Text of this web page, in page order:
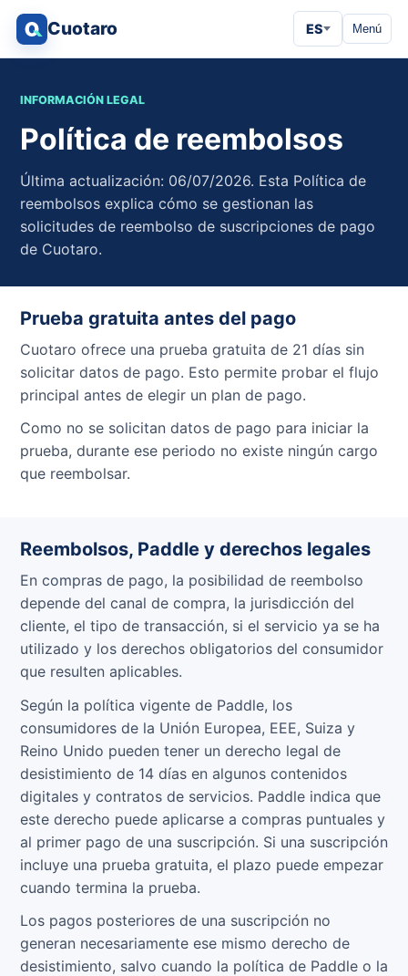
Cuotaro ES Menú
INFORMACIÓN LEGAL
Política de reembolsos
Última actualización: 06/07/2026. Esta Política de
reembolsos explica cómo se gestionan las
solicitudes de reembolso de suscripciones de pago
de Cuotaro.
Prueba gratuita antes del pago
Cuotaro ofrece una prueba gratuita de 21 días sin
solicitar datos de pago. Esto permite probar el flujo
principal antes de elegir un plan de pago.
Como no se solicitan datos de pago para iniciar la
prueba, durante ese periodo no existe ningún cargo
que reembolsar.
Reembolsos, Paddle y derechos legales
En compras de pago, la posibilidad de reembolso
depende del canal de compra, la jurisdicción del
cliente, el tipo de transacción, si el servicio ya se ha
utilizado y los derechos obligatorios del consumidor
que resulten aplicables.
Según la política vigente de Paddle, los
consumidores de la Unión Europea, EEE, Suiza y
Reino Unido pueden tener un derecho legal de
desistimiento de 14 días en algunos contenidos
digitales y contratos de servicios. Paddle indica que
este derecho puede aplicarse a compras puntuales y
al primer pago de una suscripción. Si una suscripción
incluye una prueba gratuita, el plazo puede empezar
cuando termina la prueba.
Los pagos posteriores de una suscripción no
generan necesariamente ese mismo derecho de
desistimiento, salvo cuando la política de Paddle o la